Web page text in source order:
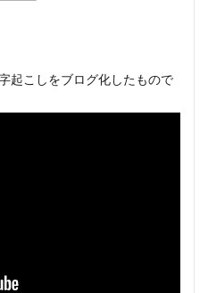
起こしをブログ化したもので